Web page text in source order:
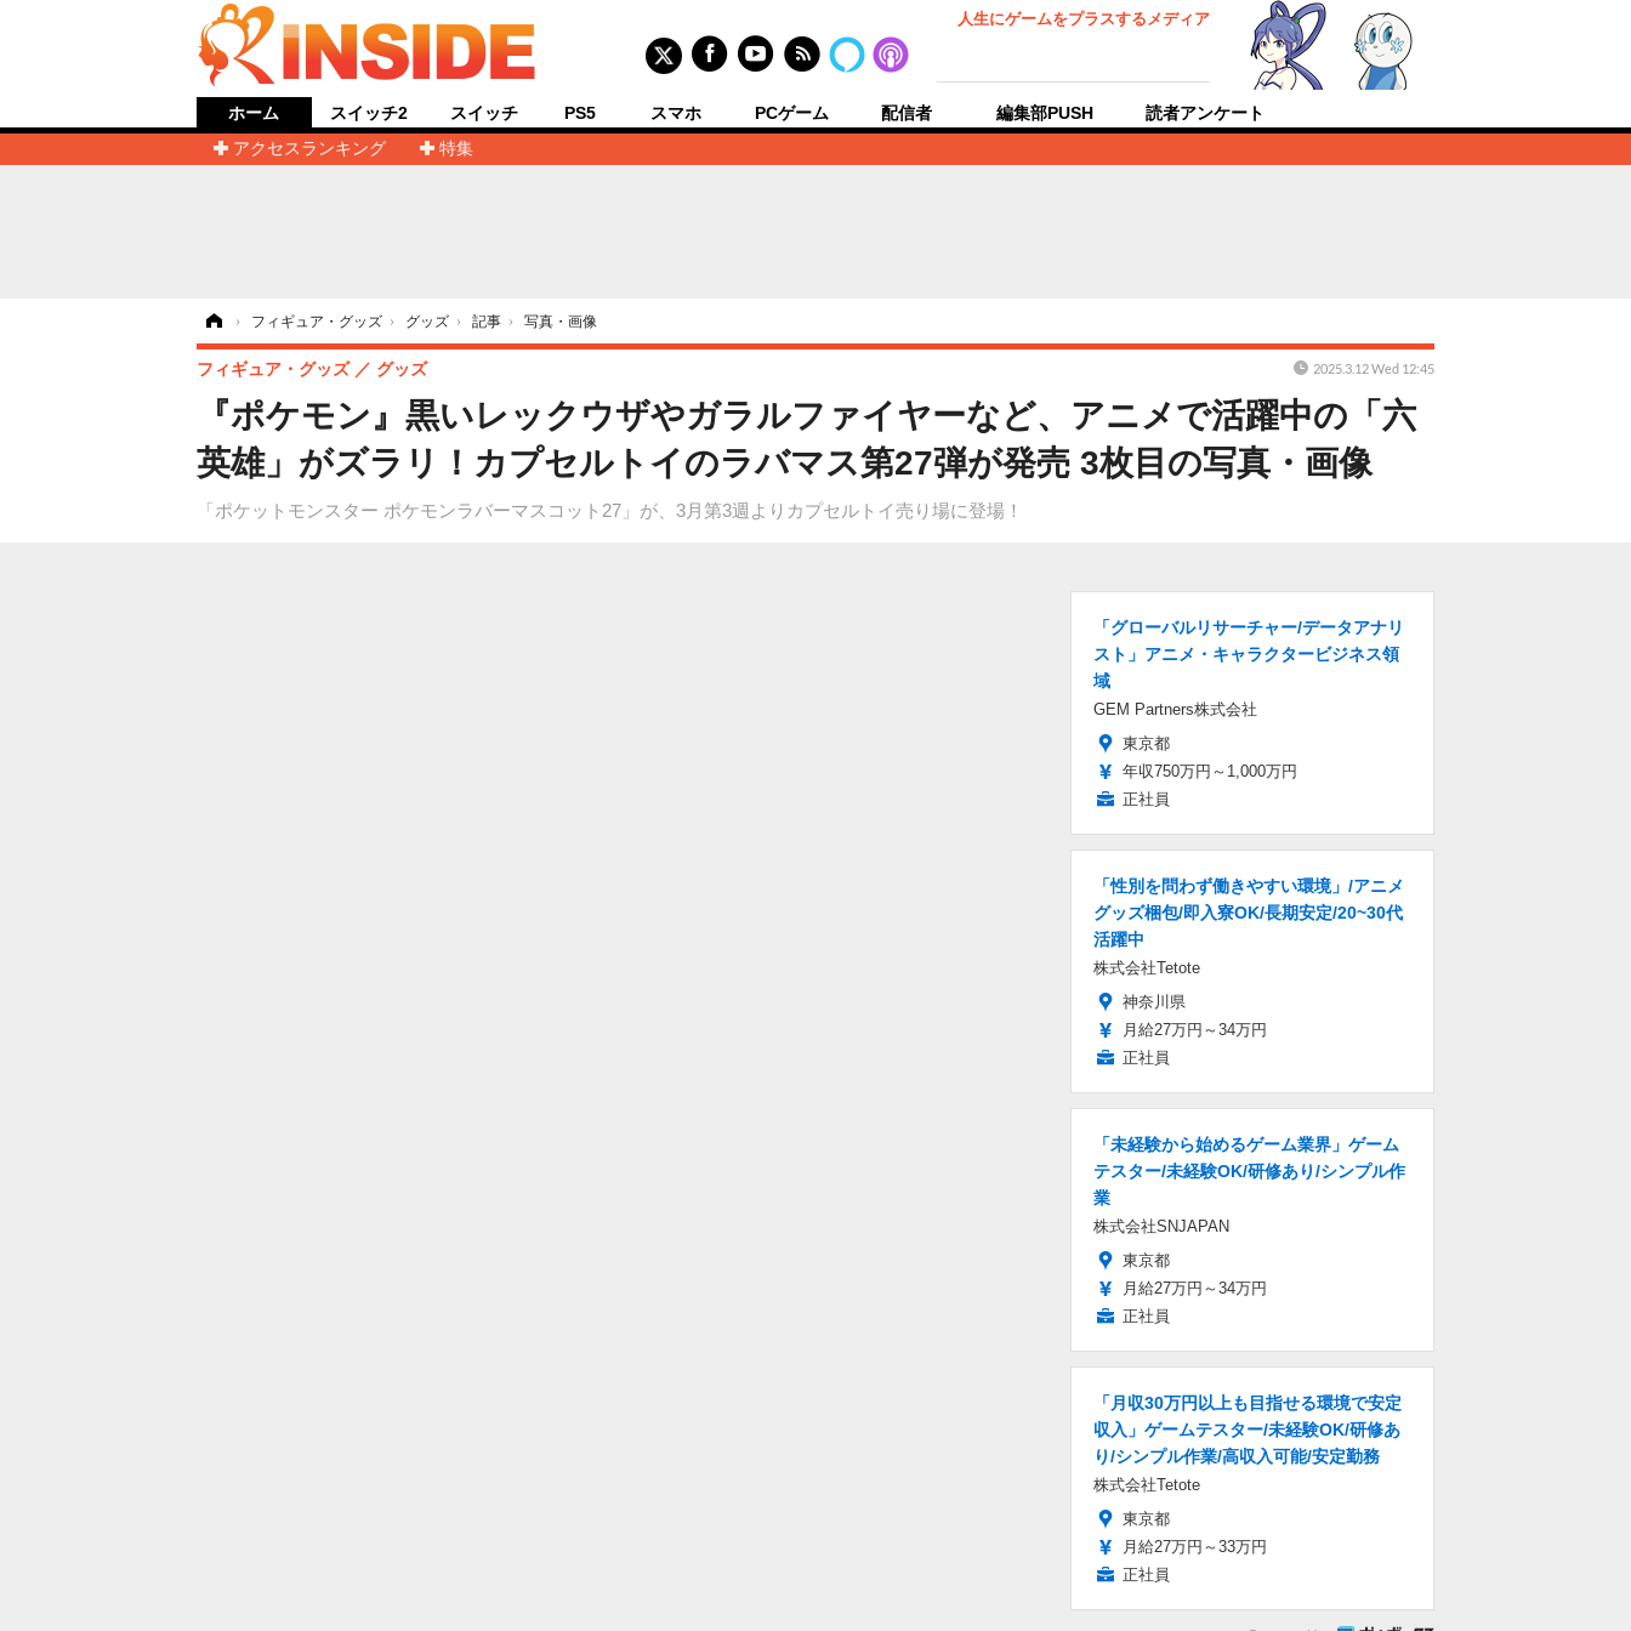
人生にゲームをプラスするメディア
ホーム
アクセスランキング
特集
スイッチ2 スイッチ PS5 スマホ PCゲーム 配信者 編集部PUSH 読者アンケート
› フィギュア・グッズ › グッズ › 記事 › 写真・画像
『ポケモン』黒いレックウザやガラルファイヤーなど、アニメで活躍中の「六
英雄」がズラリ！カプセルトイのラバマス第27弾が発売 3枚目の写真・画像
「ポケットモンスター ポケモンラバーマスコット27」が、3月第3週よりカプセルトイ売り場に登場！
フィギュア・グッズ グッズ 2025.3.12 Wed 12:45
「グローバルリサーチャー/データアナリ
スト」アニメ・キャラクタービジネス領
域
GEM Partners株式会社
東京都
年収750万円～1,000万円
正社員
「性別を問わず働きやすい環境」/アニメ
グッズ梱包/即入寮OK/長期安定/20~30代
活躍中
株式会社Tetote
神奈川県
月給27万円～34万円
正社員
「未経験から始めるゲーム業界」ゲーム
テスター/未経験OK/研修あり/シンプル作
業
株式会社SNJAPAN
東京都
月給27万円～34万円
正社員
「月収30万円以上も目指せる環境で安定
収入」ゲームテスター/未経験OK/研修あ
り/シンプル作業/高収入可能/安定勤務
株式会社Tetote
東京都
月給27万円～33万円
正社員